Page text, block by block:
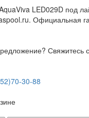
LED029D под
Официальная
Свяжитесь
30-88